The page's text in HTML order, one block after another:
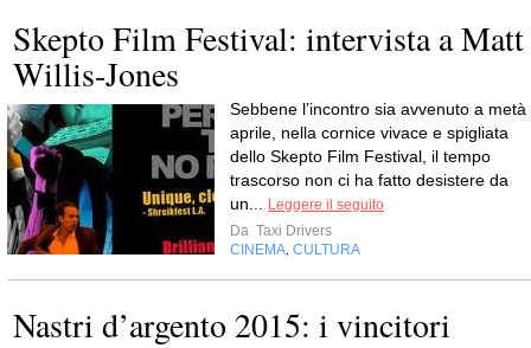
Skepto Film Festival: intervista a Matt
Willis-Jones
Sebbene l’incontro sia avvenuto a metà
aprile, nella cornice vivace e spigliata
dello Skepto Film Festival, il tempo
trascorso non ci ha fatto desistere da
un...
Leggere il seguito
Da Taxi Drivers
CINEMA CULTURA
Nastri d’argento 2015: i vincitori